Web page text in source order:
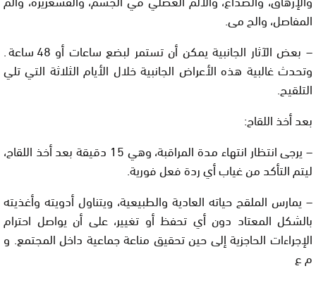
المفاصل، والح مى.
– بعض الآثار الجانبية يمكن أن تستمر لبضع ساعات أو 48 ساعة.
وتحدث غالبية هذه الأعراض الجانبية خلال الأيام الثلاثة التي تلي
التلقيح.
بعد أخذ اللقاح:
– يرجى انتظار انتهاء مدة المراقبة، وهي 15 دقيقة بعد أخذ اللقاح،
ليتم التأكد من غياب أي ردة فعل فورية.
– يمارس الملقح حياته العادية والطبيعية، ويتناول أدويته وأغذيته
بالشكل المعتاد دون أي تحفظ أو تغيير، على أن يواصل احترام
الإجراءات الحاجزية إلى حين تحقيق مناعة جماعية داخل المجتمع. و
م ع